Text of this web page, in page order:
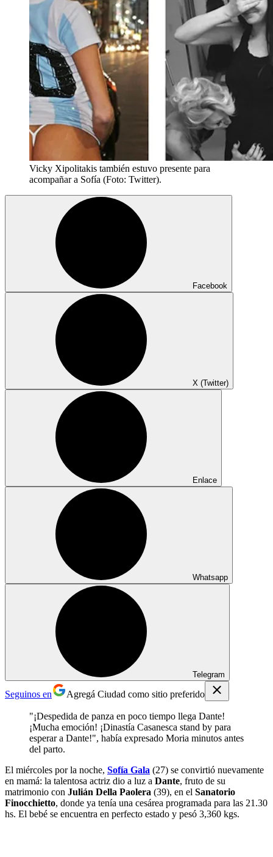
Vicky Xipolitakis también estuvo presente para
acompañar a Sofía (Foto: Twitter).
Facebook
X (Twitter)
Enlace
Whatsapp
Telegram
Seguinos en Agregá Ciudad como sitio preferido
"¡Despedida de panza en poco tiempo llega Dante!
¡Mucha emoción! ¡Dinastía Casanesca stand by para
esperar a Dante!", había expresado Moria minutos antes
del parto.
El miércoles por la noche, Sofía Gala (27) se convirtió nuevamente
en mamá: la talentosa actriz dio a luz a Dante, fruto de su
matrimonio con Julián Della Paolera (39), en el Sanatorio
Finocchietto, donde ya tenía una cesárea programada para las 21.30
hs. El bebé se encuentra en perfecto estado y pesó 3,360 kgs.